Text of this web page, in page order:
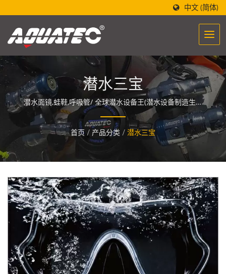
中文 (简体)
潜水三宝
潜水面镜,蛙鞋,呼吸管/ 全球潜水设备王(潜水设备制造生产
批发)-世界潜水第一品牌「AQUATEC」，设计的潜水设备制
造酝酿着一股能量，让人们与海洋相遇与融合。
首页 / 产品分类 / 潜水三宝